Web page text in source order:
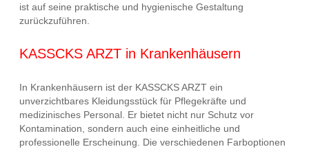
ist auf seine praktische und hygienische Gestaltung
zurückzuführen.
KASSCKS ARZT in Krankenhäusern
In Krankenhäusern ist der KASSCKS ARZT ein
unverzichtbares Kleidungsstück für Pflegekräfte und
medizinisches Personal. Er bietet nicht nur Schutz vor
Kontamination, sondern auch eine einheitliche und
professionelle Erscheinung. Die verschiedenen Farboptionen